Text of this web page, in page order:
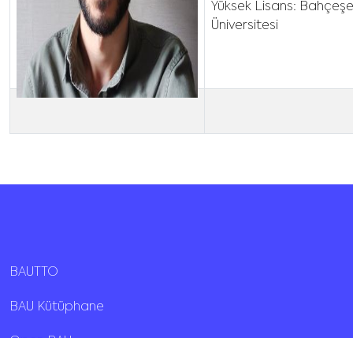
Yüksek Lisans:
Üniversitesi
BAUTTO
BAU Kütüphane